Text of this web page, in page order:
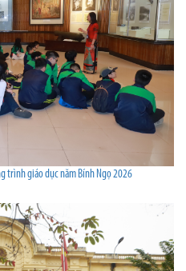
trình giáo dục năm Bính Ngọ 2026